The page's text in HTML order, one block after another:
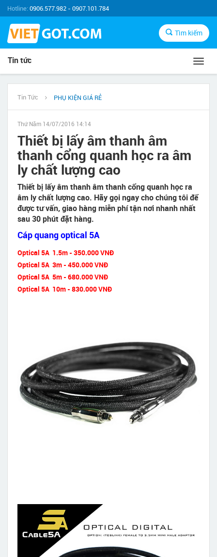
Hotline:0906.577.982 - 0907.101.784
Tìm kiếm
Tin tức
Tin Tức PHỤ KIỆN GIÁ RẺ
Thứ Năm 14/07/2016 14:14
Thiết bị lấy âm thanh âm
thanh cổng quanh học ra âm
ly chất lượng cao
Thiết bị lấy âm thanh âm thanh cổng quanh học ra
âm ly chất lượng cao. Hãy gọi ngay cho chúng tôi để
được tư vấn, giao hàng miễn phí tận nơi nhanh nhất
sau 30 phút đặt hàng.
Cáp quang optical 5A
Optical 5A 1.5m - 350.000 VNĐ
Optical 5A 3m - 450.000 VNĐ
Optical 5A 5m - 680.000 VNĐ
Optical 5A 10m - 830.000 VNĐ